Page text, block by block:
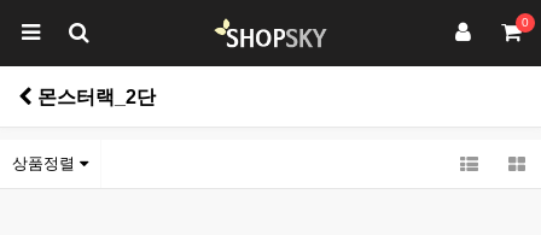
0
몬스터랙_2단
상품정렬